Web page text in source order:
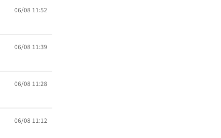
06/08 11:52
06/08 11:39
06/08 11:28
06/08 11:12